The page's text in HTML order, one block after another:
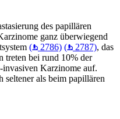
des papillären
ganz überwiegend
( 2786) ( 2787), das
treten bei rund 10% der
Karzinome auf.
seltener als beim papillären